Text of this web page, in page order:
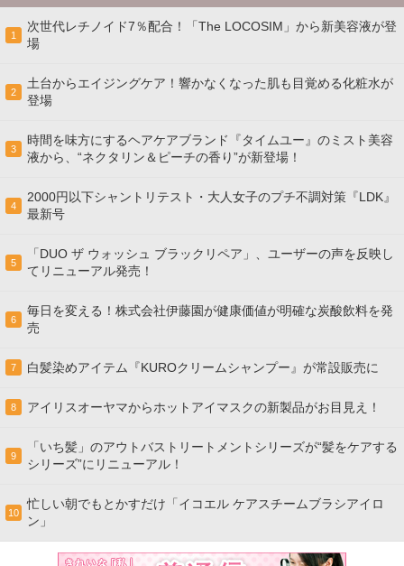
1
次世代レチノイド7％配合！「The LOCOSIM」から新美容液が登
場
2
土台からエイジングケア！響かなくなった肌も目覚める化粧水が
登場
3
時間を味方にするヘアケアブランド『タイムユー』のミスト美容
液から、“ネクタリン＆ピーチの香り”が新登場！
4
2000円以下シャントリテスト・大人女子のプチ不調対策『LDK』
最新号
5
「DUO ザ ウォッシュ ブラックリペア」、ユーザーの声を反映し
てリニューアル発売！
6
毎日を変える！株式会社伊藤園が健康価値が明確な炭酸飲料を発
売
7 白髪染めアイテム『KUROクリームシャンプー』が常設販売に
8 アイリスオーヤマからホットアイマスクの新製品がお目見え！
9
「いち髪」のアウトバストリートメントシリーズが“髪をケアする
シリーズ”にリニューアル！
10
忙しい朝でもとかすだけ「イコエル ケアスチームブラシアイロ
ン」